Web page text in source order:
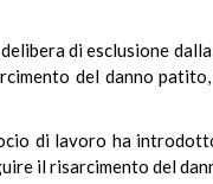
di esclusione
del danno
di lavoro ha
il risarcimento del